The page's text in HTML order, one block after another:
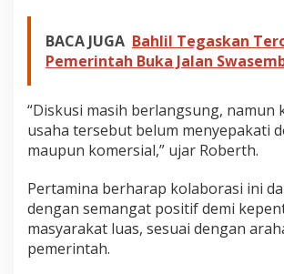
BACA JUGA Bahlil Tegaskan
Pemerintah Buka Jalan
“Diskusi masih berlangsung, namun
usaha tersebut belum menyepakati
maupun komersial,” ujar Roberth.
Pertamina berharap kolaborasi ini
dengan semangat positif demi
masyarakat luas, sesuai dengan
pemerintah.